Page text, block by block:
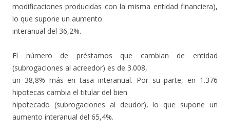
modificaciones producidas con la misma entidad financiera),
lo que supone un aumento
interanual del 36,2%.
El número de préstamos que cambian de entidad
(subrogaciones al acreedor) es de 3.008,
un 38,8% más en tasa interanual. Por su parte, en 1.376
hipotecas cambia el titular del bien
hipotecado (subrogaciones al deudor), lo que supone un
aumento interanual del 65,4%.